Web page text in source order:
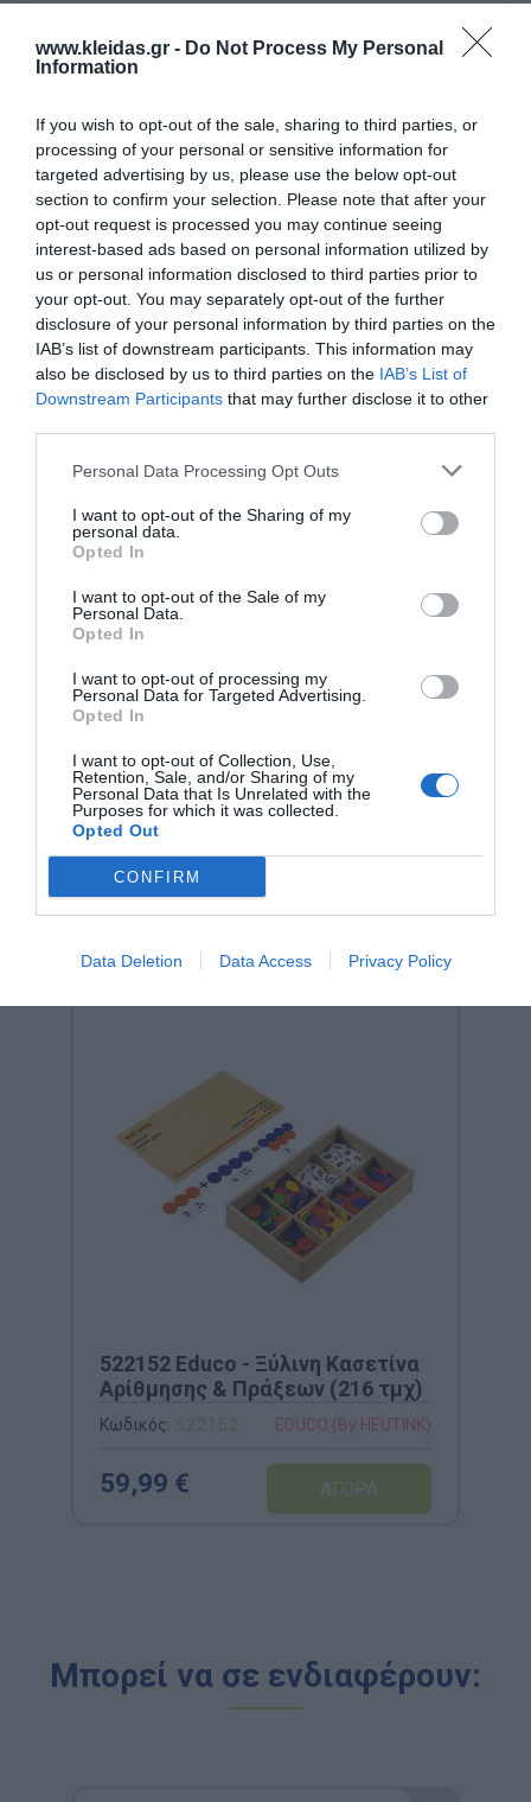
www.kleidas.gr - Do Not Process My Personal
Information
If you wish to opt-out of the sale, sharing to third parties, or
processing of your personal or sensitive information for
targeted advertising by us, please use the below opt-out
section to confirm your selection. Please note that after your
opt-out request is processed you may continue seeing
interest-based ads based on personal information utilized by
us or personal information disclosed to third parties prior to
your opt-out. You may separately opt-out of the further
disclosure of your personal information by third parties on the
IAB’s list of downstream participants. This information may
also be disclosed by us to third parties on the IAB’s List of
Downstream Participants that may further disclose it to other
Personal Data Processing Opt Outs
I want to opt-out of the Sharing of my
personal data.
Opted In
I want to opt-out of the Sale of my
Personal Data.
Opted In
I want to opt-out of processing my
Personal Data for Targeted Advertising.
Opted In
I want to opt-out of Collection, Use,
Retention, Sale, and/or Sharing of my
Personal Data that Is Unrelated with the
Purposes for which it was collected.
Opted Out
CONFIRM
Data Deletion Data Access Privacy Policy
Από το 1994, η αγγλική Learning Resources
ηγείται
στον χώρο των εκπαιδευτικών παιχνιδιών,
προσφέροντας βιωματικές εμπειρίες που εμπνέουν
Διασκέδαση, η εταιρεία δημιουργεί εργαλεία για το
μια συναρπαστική περιπέτεια εξερεύνησης. Στόχος
της είναι να καλλιεργήσει μια δια βίου αγάπη για τη
μάθηση, βοηθώντας κάθε παιδί να ανακαλύψει τον
παιχνίδι.
Σχετικά προϊόντα
522152 Educo - Ξύλινη Κασετίνα
Αρίθμησης & Πράξεων (216 τμχ)
Κωδικός: 522152 EDUCO (By HEUTINK)
59,99 €
Μπορεί να σε ενδιαφέρουν: